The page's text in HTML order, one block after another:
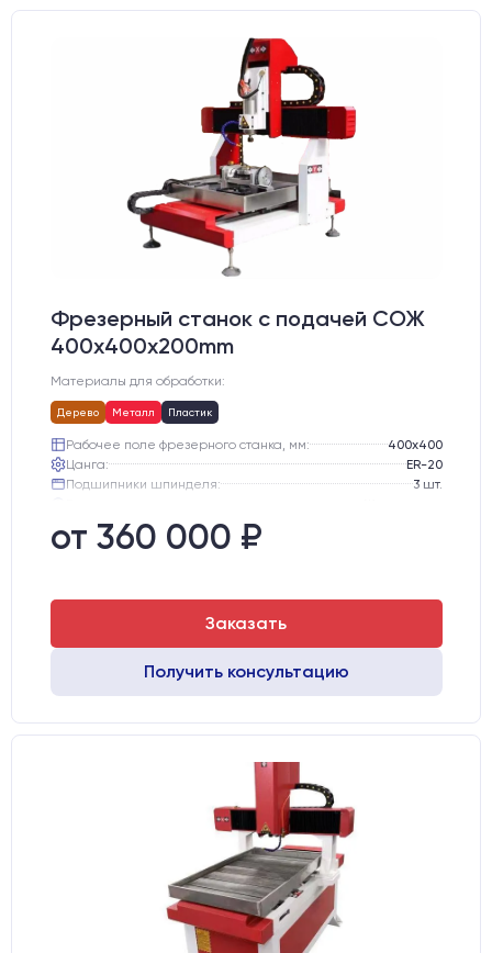
Фрезерный станок с подачей СОЖ
400x400x200mm
Материалы для обработки:
Дерево Металл Пластик
Рабочее поле фрезерного станка, мм:
400х400
Цанга:
ER-20
Подшипники шпинделя:
3 шт.
Стол:
Тип стола:
от 360 000 ₽
Заказать
Получить консультацию